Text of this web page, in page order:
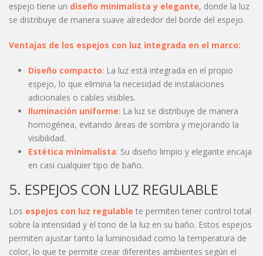
espejo tiene un diseño minimalista y elegante, donde la luz
se distribuye de manera suave alrededor del borde del espejo.
Ventajas de los espejos con luz integrada en el marco:
Diseño compacto: La luz está integrada en el propio
espejo, lo que elimina la necesidad de instalaciones
adicionales o cables visibles.
Iluminación uniforme: La luz se distribuye de manera
homogénea, evitando áreas de sombra y mejorando la
visibilidad.
Estética minimalista: Su diseño limpio y elegante encaja
en casi cualquier tipo de baño.
5. ESPEJOS CON LUZ REGULABLE
Los espejos con luz regulable te permiten tener control total
sobre la intensidad y el tono de la luz en su baño. Estos espejos
permiten ajustar tanto la luminosidad como la temperatura de
color, lo que te permite crear diferentes ambientes según el